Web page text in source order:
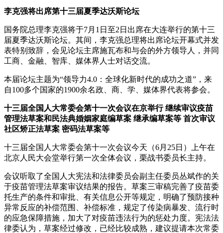
李克强将出席第十三届夏季达沃斯论坛
国务院总理李克强将于7月1日至2日出席在大连举行的第十三
届夏季达沃斯论坛。其间，李克强总理将出席论坛开幕式并发
表特别致辞，会见论坛主席施瓦布和与会的外方领导人，并同
工商、金融、智库、媒体界人士对话交流。
本届论坛主题为“领导力4.0：全球化新时代的成功之道”，来
自100多个国家的1900余名政、商、学、媒体界代表将参会。
十三届全国人大常委会第十一次会议在京举行 继续审议疫苗
管理法草案和民法典婚姻家庭编草案 继承编草案等 首次审议
社区矫正法草案 密码法草案等
十三届全国人大常委会第十一次会议今天（6月25日）上午在
北京人民大会堂举行第一次全体会议，栗战书委员长主持。
会议听取了全国人大宪法和法律委员会副主任委员丛斌作的关
于疫苗管理法草案审议结果的报告。草案三审稿完善了疫苗委
托生产的条件和审批、有关信息公开等规定，明确了预防接种
异常反应的补偿范围、补偿标准，规定了传染病暴发、流行时
的应急保障措施，加大了对疫苗违法行为的惩处力度。宪法法
律委认为，草案经过修改，已经比较成熟，建议提请本次常委